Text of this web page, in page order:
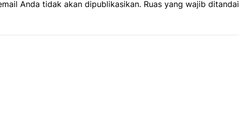
Anda tidak akan dipublikasikan. Ruas yang wajib ditandai